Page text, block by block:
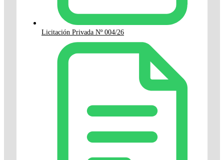
Licitación Privada Nº 004/26